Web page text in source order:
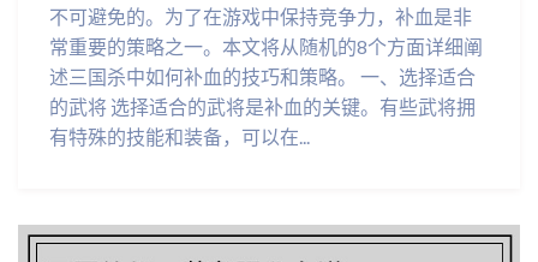
不可避免的。为了在游戏中保持竞争力，补血是非
常重要的策略之一。本文将从随机的8个方面详细阐
述三国杀中如何补血的技巧和策略。 一、选择适合
的武将 选择适合的武将是补血的关键。有些武将拥
有特殊的技能和装备，可以在...